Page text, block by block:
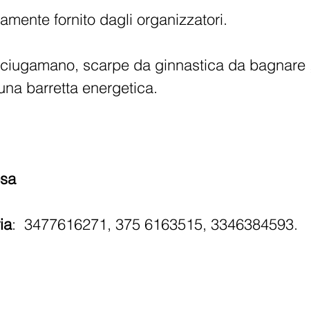
fornito dagli organizzatori.
scarpe da ginnastica da
barretta energetica.
: 3477616271, 375 6163515, 3346384593.